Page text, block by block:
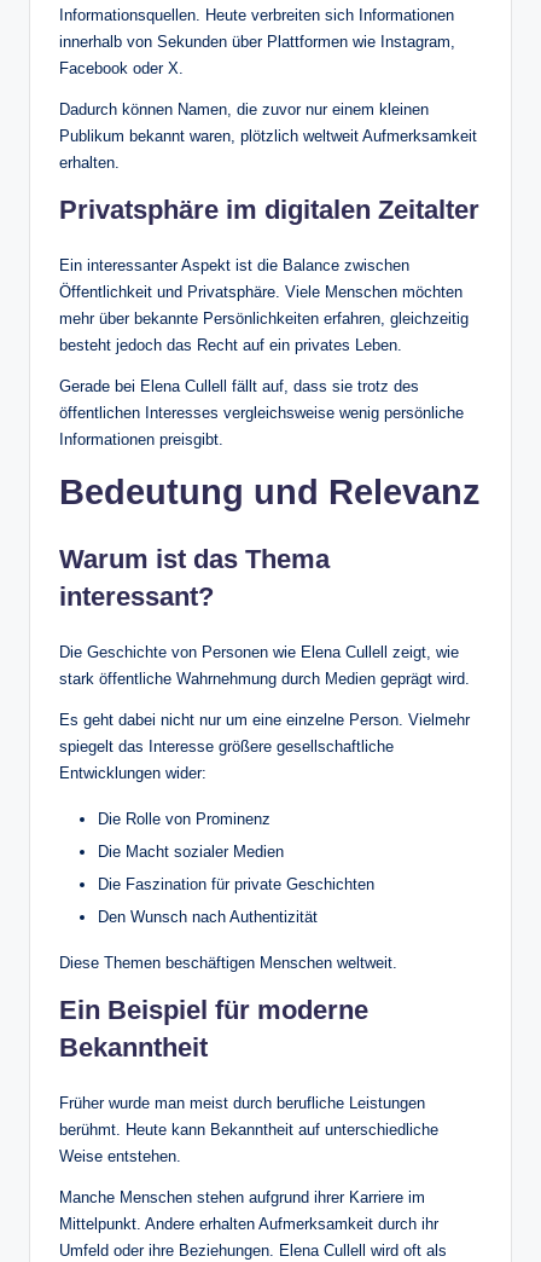
Informationsquellen. Heute verbreiten sich Informationen
innerhalb von Sekunden über Plattformen wie Instagram,
Facebook oder X.
Dadurch können Namen, die zuvor nur einem kleinen
Publikum bekannt waren, plötzlich weltweit Aufmerksamkeit
erhalten.
Privatsphäre im digitalen Zeitalter
Ein interessanter Aspekt ist die Balance zwischen
Öffentlichkeit und Privatsphäre. Viele Menschen möchten
mehr über bekannte Persönlichkeiten erfahren, gleichzeitig
besteht jedoch das Recht auf ein privates Leben.
Gerade bei Elena Cullell fällt auf, dass sie trotz des
öffentlichen Interesses vergleichsweise wenig persönliche
Informationen preisgibt.
Bedeutung und Relevanz
Warum ist das Thema
interessant?
Die Geschichte von Personen wie Elena Cullell zeigt, wie
stark öffentliche Wahrnehmung durch Medien geprägt wird.
Es geht dabei nicht nur um eine einzelne Person. Vielmehr
spiegelt das Interesse größere gesellschaftliche
Entwicklungen wider:
Die Rolle von Prominenz
Die Macht sozialer Medien
Die Faszination für private Geschichten
Den Wunsch nach Authentizität
Diese Themen beschäftigen Menschen weltweit.
Ein Beispiel für moderne
Bekanntheit
Früher wurde man meist durch berufliche Leistungen
berühmt. Heute kann Bekanntheit auf unterschiedliche
Weise entstehen.
Manche Menschen stehen aufgrund ihrer Karriere im
Mittelpunkt. Andere erhalten Aufmerksamkeit durch ihr
Umfeld oder ihre Beziehungen. Elena Cullell wird oft als